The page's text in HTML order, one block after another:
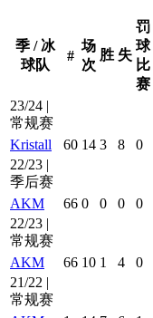
季 / 冰
球队
#
场
次
胜 失
罚
球
比
赛
23/24 |
常规赛
Kristall
60 14 3 8 0
22/23 |
季后赛
AKM
66 0 0 0 0
22/23 |
常规赛
AKM
66 10 1 4 0
21/22 |
常规赛